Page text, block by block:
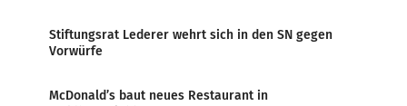
Stiftungsrat Lederer wehrt sich in den SN gegen
Vorwürfe
McDonald’s baut neues Restaurant in